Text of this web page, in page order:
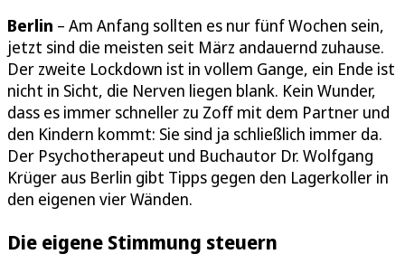
Berlin – Am Anfang sollten es nur fünf Wochen sein,
jetzt sind die meisten seit März andauernd zuhause.
Der zweite Lockdown ist in vollem Gange, ein Ende ist
nicht in Sicht, die Nerven liegen blank. Kein Wunder,
dass es immer schneller zu Zoff mit dem Partner und
den Kindern kommt: Sie sind ja schließlich immer da.
Der Psychotherapeut und Buchautor Dr. Wolfgang
Krüger aus Berlin gibt Tipps gegen den Lagerkoller in
den eigenen vier Wänden.
Die eigene Stimmung steuern